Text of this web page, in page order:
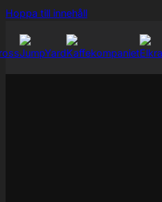
Hoppa till innehållHoppa